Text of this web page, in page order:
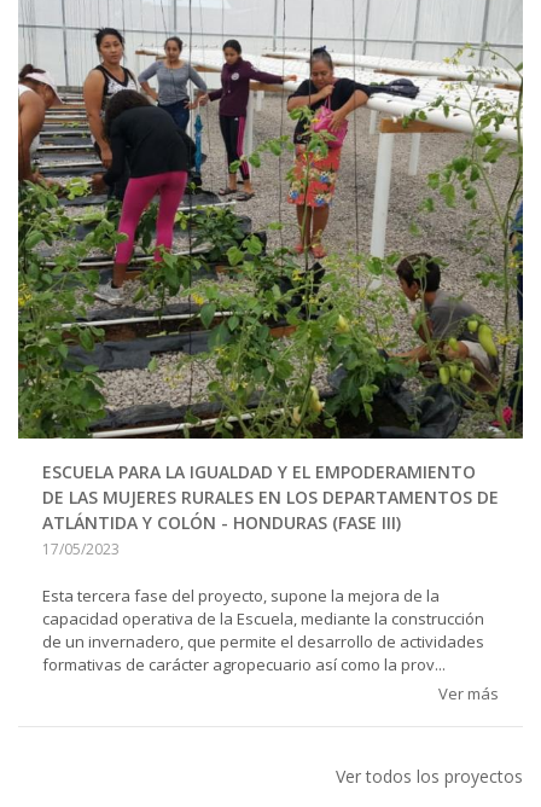
ESCUELA PARA LA IGUALDAD Y EL EMPODERAMIENTO
DE LAS MUJERES RURALES EN LOS DEPARTAMENTOS DE
ATLÁNTIDA Y COLÓN - HONDURAS (FASE III)
17/05/2023
Esta tercera fase del proyecto, supone la mejora de la
capacidad operativa de la Escuela, mediante la construcción
de un invernadero, que permite el desarrollo de actividades
formativas de carácter agropecuario así como la prov...
Ver más
Ver todos los proyectos